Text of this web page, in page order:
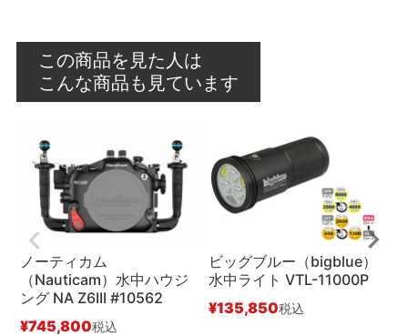
この商品を見た人は
こんな商品も見ています
ノーティカム
（Nauticam）水中ハウジ
ング NA Z6III #10562
¥745,800税込
ビッグブルー（bigblue）
水中ライト VTL-11000P
¥135,850税込